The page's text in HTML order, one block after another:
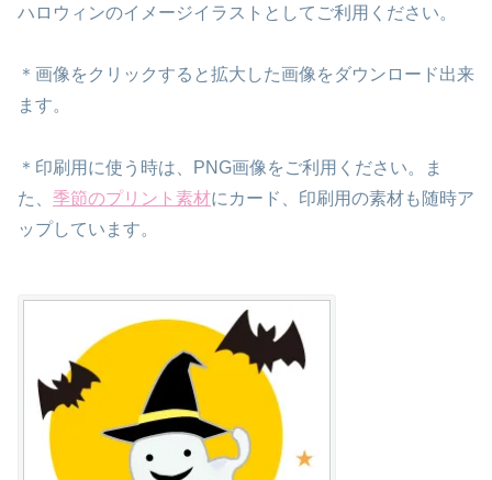
ハロウィンのイメージイラストとしてご利用ください。
＊画像をクリックすると拡大した画像をダウンロード出来
ます。
＊印刷用に使う時は、PNG画像をご利用ください。ま
た、 季節のプリント素材にカード、印刷用の素材も随時ア
ップしています。